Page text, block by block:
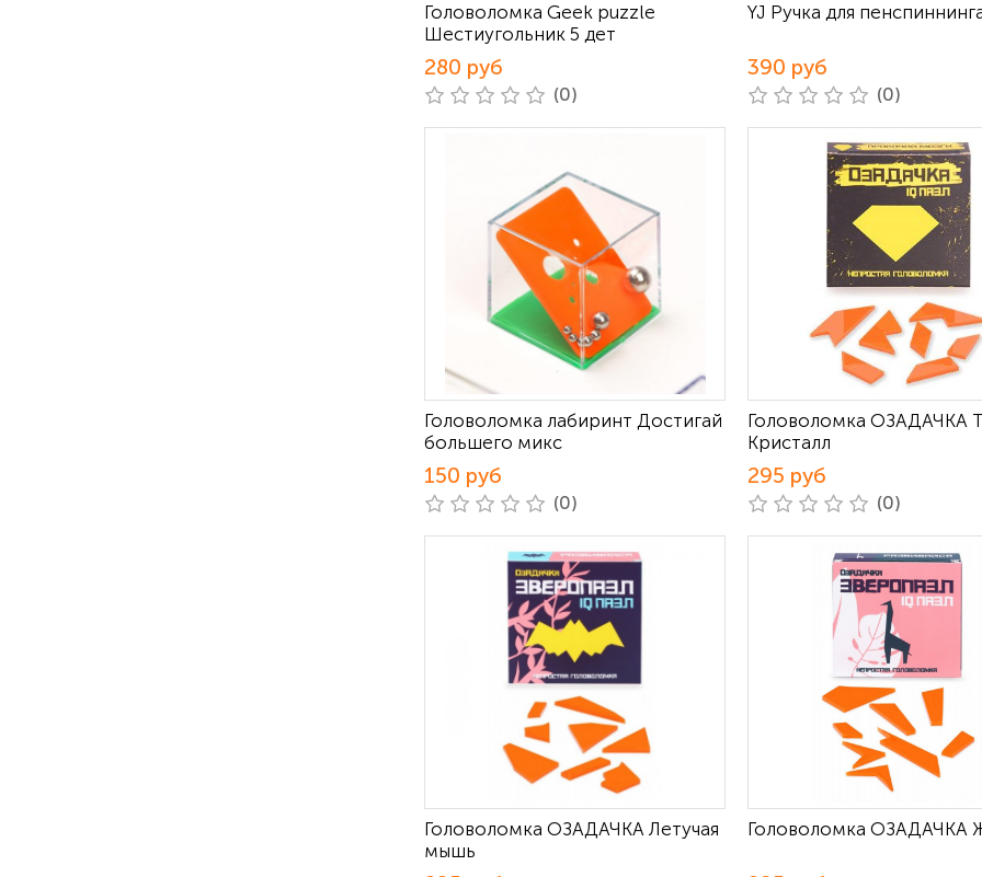
Головоломка Geek puzzle
Шестиугольник 5 дет
280 руб
(0)
YJ Ручка для
390 руб
(0)
Головоломка лабиринт Достигай
большего микс
150 руб
(0)
Головоломка ОЗАДАЧКА
Кристалл
295 руб
(0)
Головоломка ОЗАДАЧКА Летучая
мышь
Головоломка ОЗАДАЧКА